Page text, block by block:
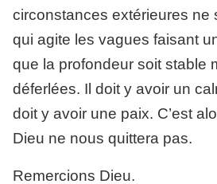
circonstances extérieures ne
qui agite les vagues faisant
que la profondeur soit stable
déferlées. Il doit y avoir un
doit y avoir une paix. C’est
Dieu ne nous quittera pas.
Remercions Dieu.